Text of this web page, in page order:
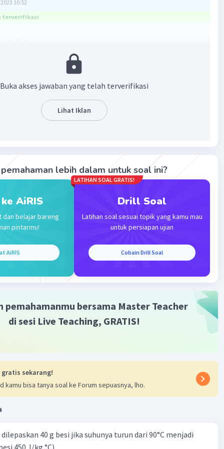
10:52
terverifikasi
Joule atau 66 kJ
arus (I)
listrik
x 50
·5.0(1) Balas
Buka akses jawaban yang telah terverifikasi
Lihat Iklan
lebih dalam untuk soal ini?
AiRIS
dan belajar bareng
pintarmu!
AiRIS
LATIHAN SOAL GRATIS!
Drill Soal
Latihan soal sesuai topik yang kamu mau
untuk persiapan ujian
Cobain Drill Soal
pemahamanmu bersama Master Teacher
di sesi Live Teaching, GRATIS!
gratis sekarang!
kamu bisa tanya soal ke Forum sepuasnya, lho.
40 g besi jika suhunya turun dari 90°C menjadi
450 J/kg °C)